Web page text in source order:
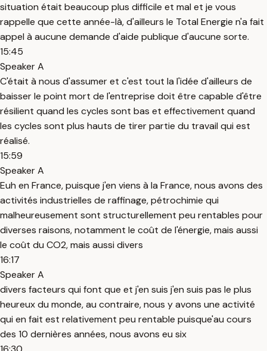
situation était beaucoup plus difficile et mal et je vous
rappelle que cette année-là, d'ailleurs le Total Energie n'a fait
appel à aucune demande d'aide publique d'aucune sorte.
15:45
Speaker A
C'était à nous d'assumer et c'est tout la l'idée d'ailleurs de
baisser le point mort de l'entreprise doit être capable d'être
résilient quand les cycles sont bas et effectivement quand
les cycles sont plus hauts de tirer partie du travail qui est
réalisé.
15:59
Speaker A
Euh en France, puisque j'en viens à la France, nous avons des
activités industrielles de raffinage, pétrochimie qui
malheureusement sont structurellement peu rentables pour
diverses raisons, notamment le coût de l'énergie, mais aussi
le coût du CO2, mais aussi divers
16:17
Speaker A
divers facteurs qui font que et j'en suis j'en suis pas le plus
heureux du monde, au contraire, nous y avons une activité
qui en fait est relativement peu rentable puisque'au cours
des 10 dernières années, nous avons eu six